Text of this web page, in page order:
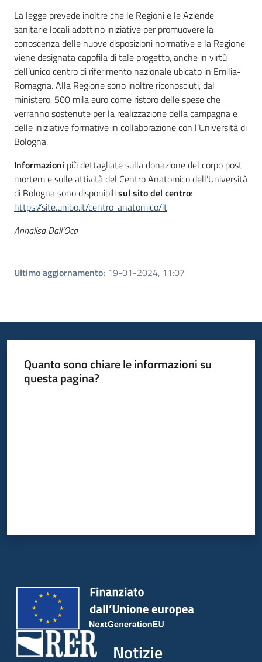
La legge prevede inoltre che le Regioni e le Aziende
sanitarie locali adottino iniziative per promuovere la
conoscenza delle nuove disposizioni normative e la Regione
viene designata capofila di tale progetto, anche in virtù
dell’unico centro di riferimento nazionale ubicato in Emilia-
Romagna. Alla Regione sono inoltre riconosciuti, dal
ministero, 500 mila euro come ristoro delle spese che
verranno sostenute per la realizzazione della campagna e
delle iniziative formative in collaborazione con l’Università di
Bologna.
Informazioni più dettagliate sulla donazione del corpo post
mortem e sulle attività del Centro Anatomico dell’Università
di Bologna sono disponibilisul sito del centro:
https://site.unibo.it/centro-anatomico/it
Annalisa Dall’Oca
Ultimo aggiornamento: 19-01-2024, 11:07
Quanto sono chiare le informazioni su
questa pagina?
Notizie